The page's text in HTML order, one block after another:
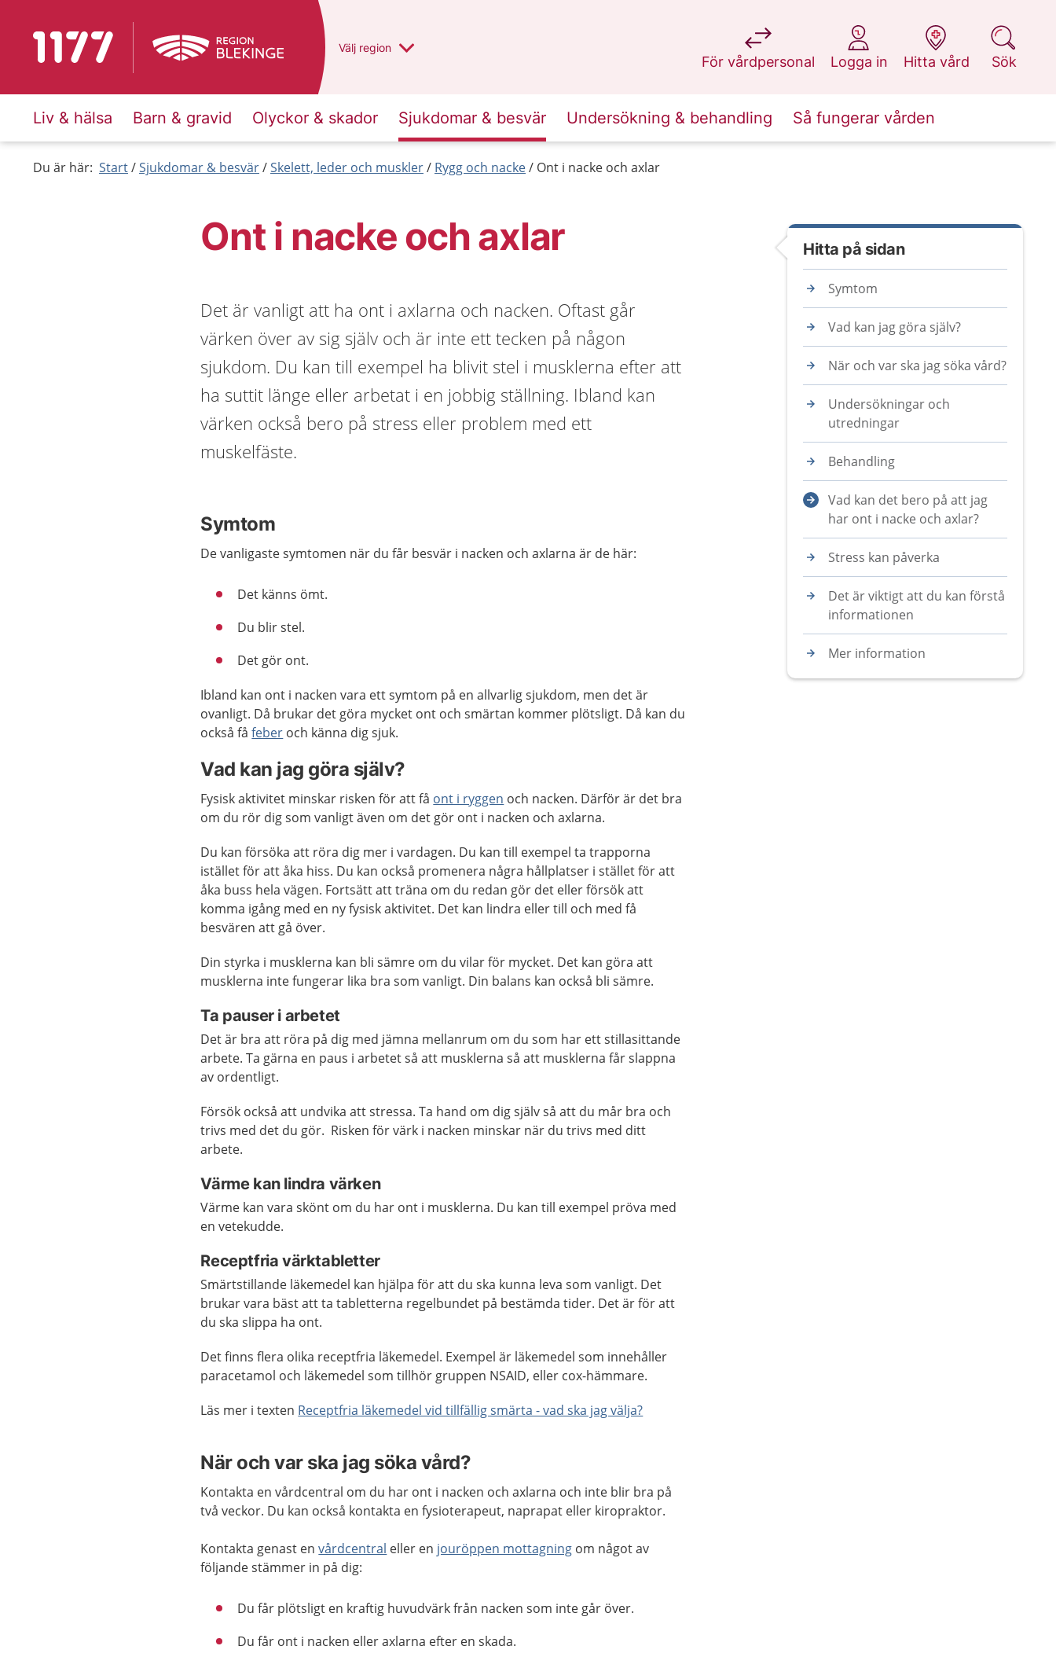
Till startsidan för 1177 Du har valt region
Välj en annan
region
För vårdpersonal
på 1177.se
Logga in
på 1177.se
Hitta vård
på 1177.se
Sök
på 1177.se
Liv & hälsa Barn & gravid Olyckor & skador Sjukdomar & besvär Undersökning & behandling Så fungerar vården
Du är här: Start Sjukdomar & besvär Skelett, leder och muskler Rygg och nacke Ont i nacke och axlar
Ont i nacke och axlar
Det är vanligt att ha ont i axlarna och nacken. Oftast går
värken över av sig själv och är inte ett tecken på någon
sjukdom. Du kan till exempel ha blivit stel i musklerna efter att
ha suttit länge eller arbetat i en jobbig ställning. Ibland kan
värken också bero på stress eller problem med ett
muskelfäste.
Symtom
De vanligaste symtomen när du får besvär i nacken och axlarna är de här:
Det känns ömt.
Du blir stel.
Det gör ont.
Ibland kan ont i nacken vara ett symtom på en allvarlig sjukdom, men det är
ovanligt. Då brukar det göra mycket ont och smärtan kommer plötsligt. Då kan du
också fåfeber och känna dig sjuk.
Vad kan jag göra själv?
Fysisk aktivitet minskar risken för att få ont i ryggen och nacken. Därför är det bra
om du rör dig som vanligt även om det gör ont i nacken och axlarna.
Du kan försöka att röra dig mer i vardagen. Du kan till exempel ta trapporna
istället för att åka hiss. Du kan också promenera några hållplatser i stället för att
åka buss hela vägen. Fortsätt att träna om du redan gör det eller försök att
komma igång med en ny fysisk aktivitet. Det kan lindra eller till och med få
besvären att gå över.
Din styrka i musklerna kan bli sämre om du vilar för mycket. Det kan göra att
musklerna inte fungerar lika bra som vanligt. Din balans kan också bli sämre.
Ta pauser i arbetet
Det är bra att röra på dig med jämna mellanrum om du som har ett stillasittande
arbete. Ta gärna en paus i arbetet så att musklerna så att musklerna får slappna
av ordentligt.
Försök också att undvika att stressa. Ta hand om dig själv så att du mår bra och
trivs med det du gör. Risken för värk i nacken minskar när du trivs med ditt
arbete.
Värme kan lindra värken
Värme kan vara skönt om du har ont i musklerna. Du kan till exempel pröva med
en vetekudde.
Receptfria värktabletter
Smärtstillande läkemedel kan hjälpa för att du ska kunna leva som vanligt. Det
brukar vara bäst att ta tabletterna regelbundet på bestämda tider. Det är för att
du ska slippa ha ont.
Det finns flera olika receptfria läkemedel. Exempel är läkemedel som innehåller
paracetamol och läkemedel som tillhör gruppen NSAID, eller cox-hämmare.
Läs mer i texten Receptfria läkemedel vid tillfällig smärta - vad ska jag välja?
När och var ska jag söka vård?
Kontakta en vårdcentral om du har ont i nacken och axlarna och inte blir bra på
två veckor. Du kan också kontakta en fysioterapeut, naprapat eller kiropraktor.
Kontakta genast envårdcentral eller en jouröppen mottagning om något av
följande stämmer in på dig:
Du får plötsligt en kraftig huvudvärk från nacken som inte går över.
Du får ont i nacken eller axlarna efter en skada.
Hitta på sidan
Symtom
Vad kan jag göra själv?
När och var ska jag söka vård?
Undersökningar och
utredningar
Behandling
Vad kan det bero på att jag
har ont i nacke och axlar?
Stress kan påverka
Det är viktigt att du kan förstå
informationen
Mer information